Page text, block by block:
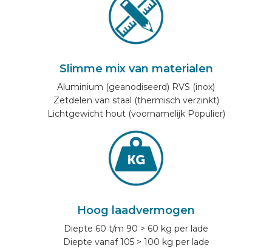
Slimme mix van materialen
Aluminium (geanodiseerd) RVS (inox)
Zetdelen van staal (thermisch verzinkt)
Lichtgewicht hout (voornamelijk Populier)
Hoog laadvermogen
Diepte 60 t/m 90 > 60 kg per lade
Diepte vanaf 105 > 100 kg per lade